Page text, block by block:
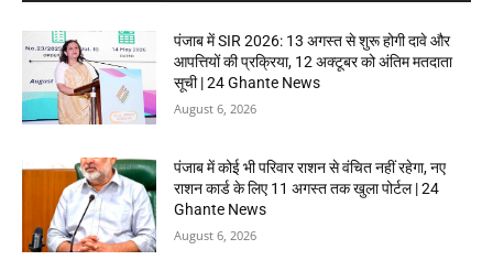
पंजाब में SIR 2026: 13 अगस्त से शुरू होगी दावे और
आपत्तियों की प्रक्रिया, 12 अक्टूबर को अंतिम मतदाता
सूची | 24 Ghante News
August 6, 2026
पंजाब में कोई भी परिवार राशन से वंचित नहीं रहेगा, नए
राशन कार्ड के लिए 11 अगस्त तक खुला पोर्टल | 24
Ghante News
August 6, 2026